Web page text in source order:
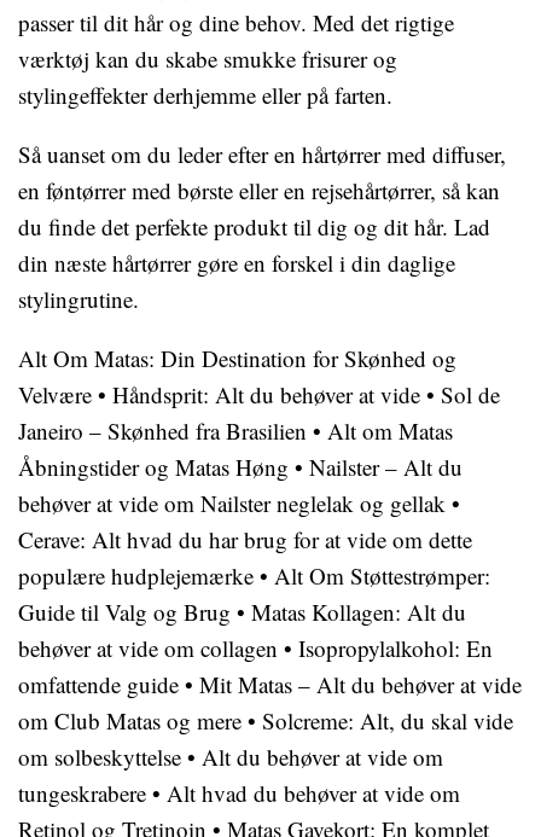
passer til dit hår og dine behov. Med det rigtige
værktøj kan du skabe smukke frisurer og
stylingeffekter derhjemme eller på farten.
Så uanset om du leder efter en hårtørrer med diffuser,
en føntørrer med børste eller en rejsehårtørrer, så kan
du finde det perfekte produkt til dig og dit hår. Lad
din næste hårtørrer gøre en forskel i din daglige
stylingrutine.
Alt Om Matas: Din Destination for Skønhed og
Velvære • Håndsprit: Alt du behøver at vide • Sol de
Janeiro – Skønhed fra Brasilien • Alt om Matas
Åbningstider og Matas Høng • Nailster – Alt du
behøver at vide om Nailster neglelak og gellak •
Cerave: Alt hvad du har brug for at vide om dette
populære hudplejemærke • Alt Om Støttestrømper:
Guide til Valg og Brug • Matas Kollagen: Alt du
behøver at vide om collagen • Isopropylalkohol: En
omfattende guide • Mit Matas – Alt du behøver at vide
om Club Matas og mere • Solcreme: Alt, du skal vide
om solbeskyttelse • Alt du behøver at vide om
tungeskrabere • Alt hvad du behøver at vide om
Retinol og Tretinoin • Matas Gavekort: En komplet